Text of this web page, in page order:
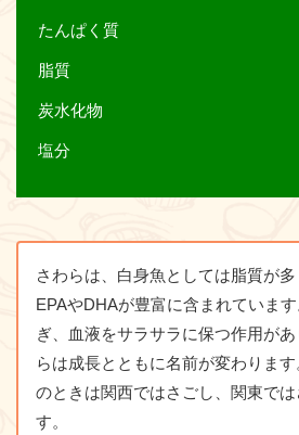
たんぱく質
脂質
炭水化物
塩分
さわらは、白身魚としては脂質が
EPAやDHAが豊富に含まれていま
ぎ、血液をサラサラに保つ作用が
らは成長とともに名前が変わりま
のときは関西ではさごし、関東で
す。